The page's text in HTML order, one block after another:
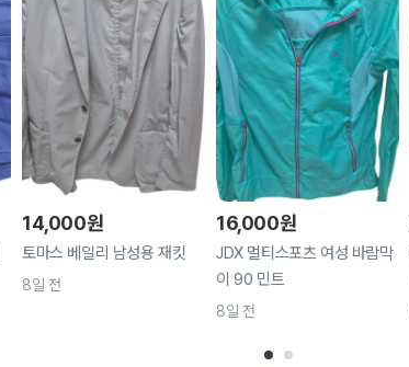
14,000원
토마스 베일리 남성용 재킷
8일 전
16,000원
JDX 멀티스포츠 여성 바람막
이 90 민트
8일 전